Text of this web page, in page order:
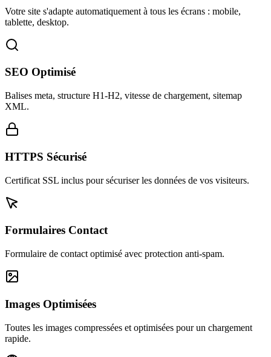
Votre site s'adapte automatiquement à tous les écrans : mobile,
tablette, desktop.
SEO Optimisé
Balises meta, structure H1-H2, vitesse de chargement, sitemap
XML.
HTTPS Sécurisé
Certificat SSL inclus pour sécuriser les données de vos visiteurs.
Formulaires Contact
Formulaire de contact optimisé avec protection anti-spam.
Images Optimisées
Toutes les images compressées et optimisées pour un chargement
rapide.